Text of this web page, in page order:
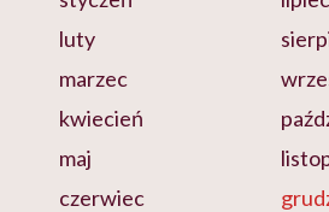
luty
marzec
kwiecień
maj
czerwiec